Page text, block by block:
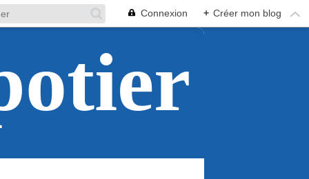
Connexion + Créer mon blog